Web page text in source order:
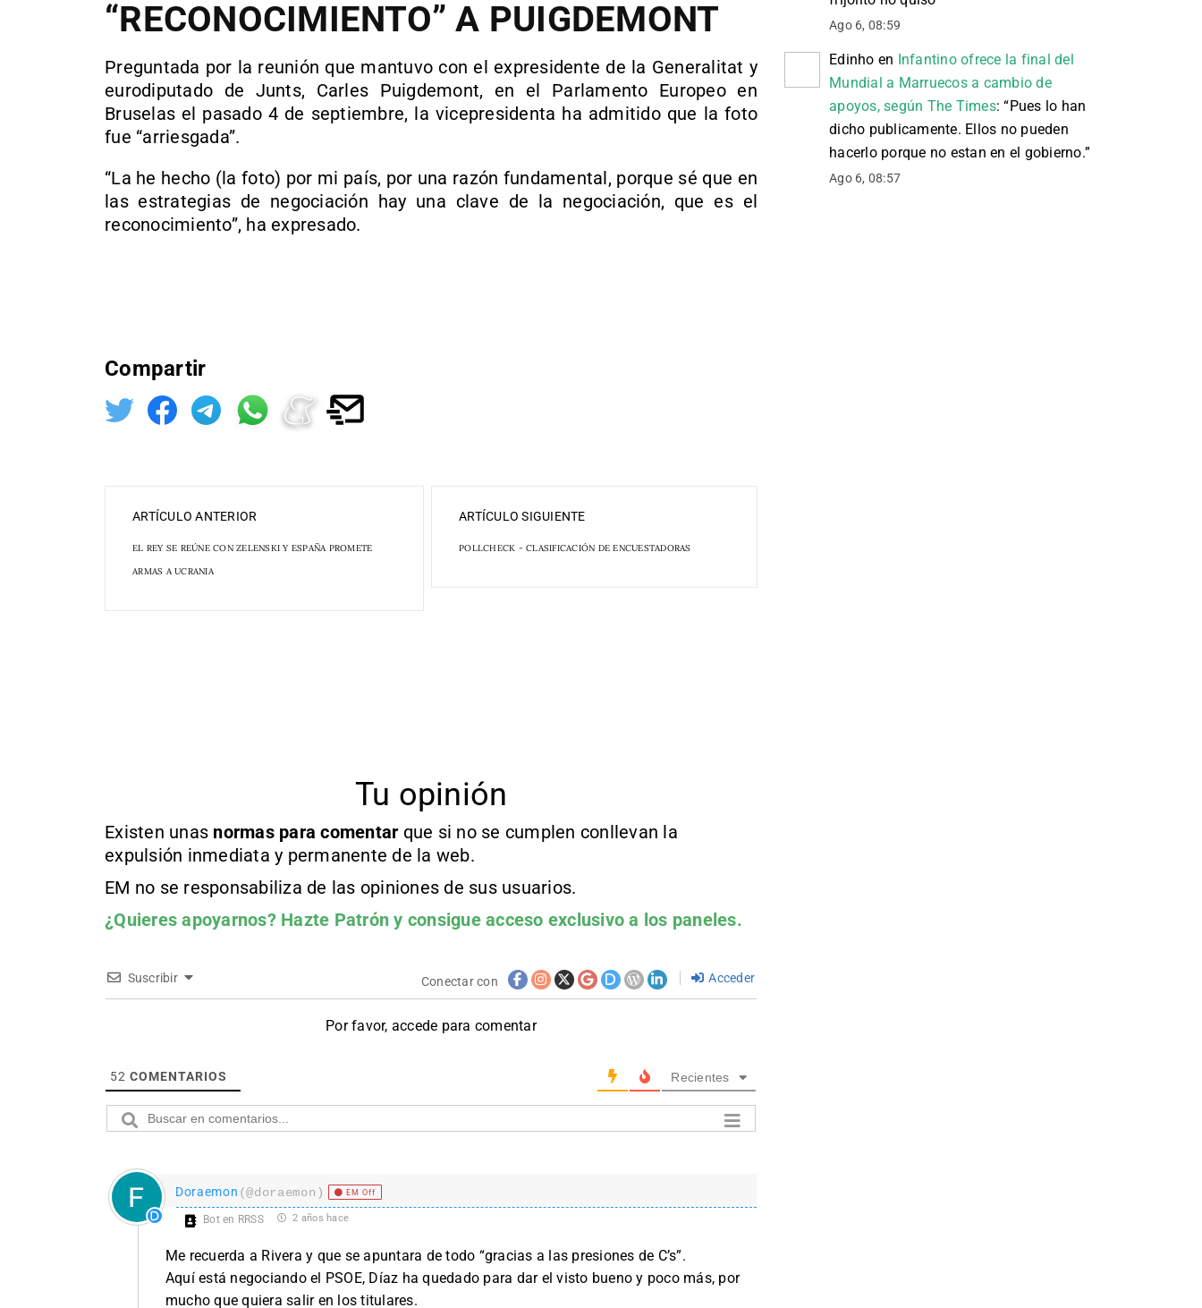
“RECONOCIMIENTO” A PUIGDEMONT
Preguntada por la reunión que mantuvo con el expresidente de la Generalitat y
eurodiputado de Junts, Carles Puigdemont, en el Parlamento Europeo en
Bruselas el pasado 4 de septiembre, la vicepresidenta ha admitido que la foto
fue “arriesgada”.
“La he hecho (la foto) por mi país, por una razón fundamental, porque sé que en
las estrategias de negociación hay una clave de la negociación, que es el
reconocimiento”, ha expresado.
Compartir
ARTÍCULO ANTERIOR
EL REY SE REÚNE CON ZELENSKI Y ESPAÑA PROMETE
ARMAS A UCRANIA
ARTÍCULO SIGUIENTE
POLLCHECK - CLASIFICACIÓN DE ENCUESTADORAS
Tu opinión
Existen unas normas para comentar que si no se cumplen conllevan la
expulsión inmediata y permanente de la web.
EM no se responsabiliza de las opiniones de sus usuarios.
¿Quieres apoyarnos? Hazte Patrón y consigue acceso exclusivo a los paneles.
Suscribir Conectar con Acceder
Por favor, accede para comentar
52 COMENTARIOS Recientes
Doraemon (@doraemon) EM Off
Bot en RRSS 2 años hace
Me recuerda a Rivera y que se apuntara de todo “gracias a las presiones de C’s”.
Aquí está negociando el PSOE, Díaz ha quedado para dar el visto bueno y poco más, por
mucho que quiera salir en los titulares.
Ago 6, 08:59
Edinho en Infantino ofrece la final del
Mundial a Marruecos a cambio de
apoyos, según The Times: “Pues lo han
dicho publicamente. Ellos no pueden
hacerlo porque no estan en el gobierno.”
Ago 6, 08:57